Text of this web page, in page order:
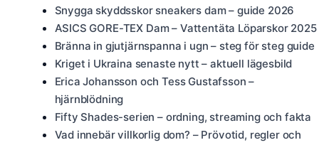
Snygga skyddsskor sneakers dam – guide 2026
ASICS GORE-TEX Dam – Vattentäta Löparskor 2025
Bränna in gjutjärnspanna i ugn – steg för steg guide
Kriget i Ukraina senaste nytt – aktuell lägesbild
Erica Johansson och Tess Gustafsson –
hjärnblödning
Fifty Shades-serien – ordning, streaming och fakta
Vad innebär villkorlig dom? – Prövotid, regler och